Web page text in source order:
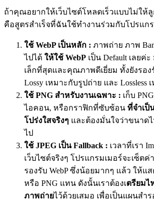
ถ้าคุณอยากให้เว็บไซต์โหลดเร็วแบบไม่ให้
คือสูตรสำเร็จที่ฉันใช้ทำงานร่วมกับโปรแกร
ใช้ WebP เป็นหลัก : ภาพถ่าย ภาพ
ไปได้ ให้ใช้ WebP เป็น Default เลย
เล็กที่สุดและคุณภาพดีเยี่ยม ทั้งยังรอ
Lossy เหมาะกับรูปถ่าย และ Lossless
ใช้ PNG สำหรับงานเฉพาะ : เก็บ
ไอคอน, หรือกราฟิกที่ซับซ้อน ที่จำเป็
โปร่งใสจริงๆ และต้องมั่นใจว่าขนาด
ไป
ใช้ JPEG เป็น Fallback : เวลาที่เรา
เว็บไซต์จริงๆ โปรแกรมเมอร์จะเซ็ตค่
รองรับ WebP ซึ่งน้อยมากๆ แล้ว ให้แส
หรือ PNG แทน ดังนั้นเราต้องเตรียมไ
ภาพถ่ายไว้ด้วยเสมอ เพื่อเป็นแผนสำร